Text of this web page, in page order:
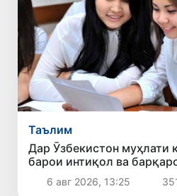
Таълим
Дар Ӯзбекистон муҳлати
барои интиқол ва
донишгоҳҳои
дароз карда шуд
6 авг 2026, 13:25